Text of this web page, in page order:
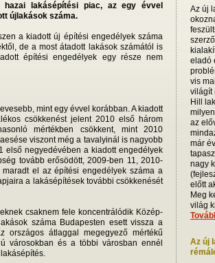
lakásépítési piac, az egy évvel
újlakások száma.
a kiadott új építési engedélyek száma
de a most átadott lakások számától is
építési engedélyek egy része nem
mint egy évvel korábban. A kiadott
csökkenést jelent 2010 első három
mértékben csökkent, mint 2010
viszont még a tavalyinál is nagyobb
első negyedévében a kiadott engedélyek
tovább erősödött, 2009-ben 11, 2010-
el az építési engedélyek száma a
a lakásépítések további csökkenését
csaknem fele koncentrálódik Közép-
száma Budapesten esett vissza a
országos átlaggal megegyező mértékű
városokban és a többi városban ennél
Az új
eladó
vis
világít
Hill
az
már
nagy
előtt
Meg
világ
Az új